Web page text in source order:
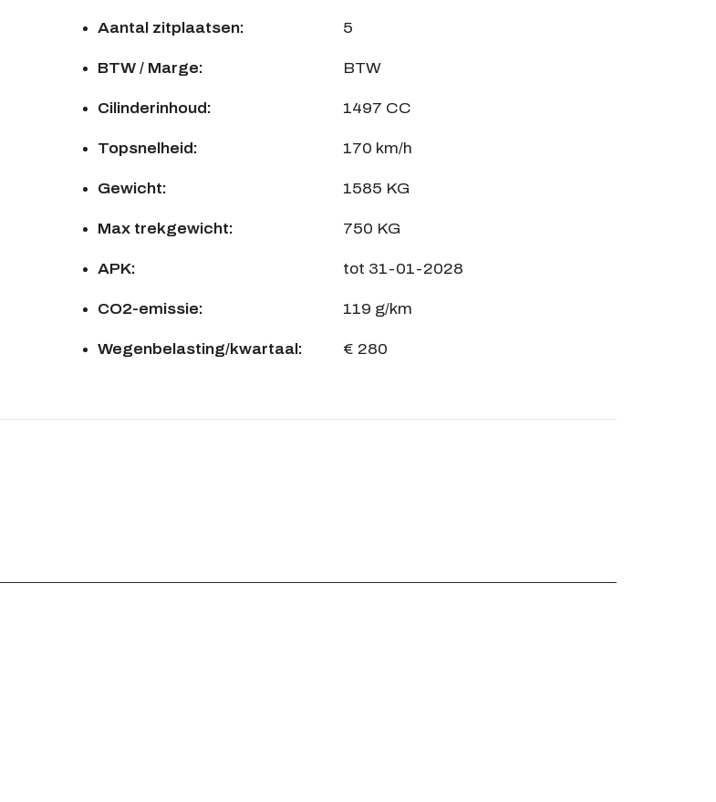
Aantal zitplaatsen: 5
BTW / Marge: BTW
Cilinderinhoud: 1497 CC
Topsnelheid: 170 km/h
Gewicht: 1585 KG
Max trekgewicht: 750 KG
APK: tot 31-01-2028
CO2-emissie: 119 g/km
Wegenbelasting/kwartaal: € 280